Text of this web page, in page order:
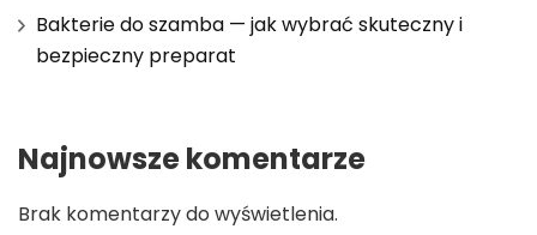
Bakterie do szamba — jak wybrać skuteczny i
bezpieczny preparat
Najnowsze komentarze
Brak komentarzy do wyświetlenia.